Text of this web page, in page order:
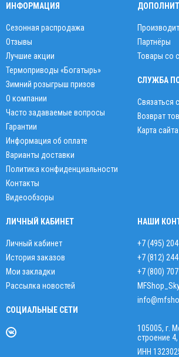
ИНФОРМАЦИЯ
Сезонная распродажа
Отзывы
Лучшие акции
Термоприводы «Богатырь»
Зимний розыгрыш призов
О компании
Часто задаваемые вопросы
Гарантии
Информация об оплате
Варианты доставки
Политика конфиденциальности
Контакты
Видеообзоры
Партнёры
Товары со
СЛУЖБА
Связаться
Возврат
Карта сайта
ЛИЧНЫЙ КАБИНЕТ
Личный кабинет
История заказов
Мои закладки
Рассылка новостей
СОЦИАЛЬНЫЕ СЕТИ
НАШИ
+7 (495)
+7 (812)
+7 (800)
105005, г.
строение
ИНН